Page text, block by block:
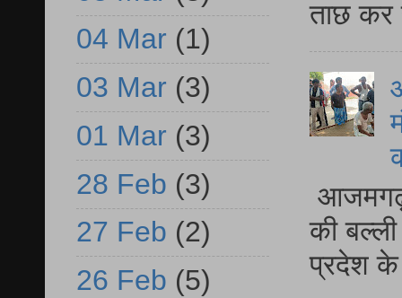
ताछ कर
आजमगढ़
की
प्रदेश
04 Mar (1)
03 Mar (3)
01 Mar (3)
28 Feb (3)
27 Feb (2)
26 Feb (5)